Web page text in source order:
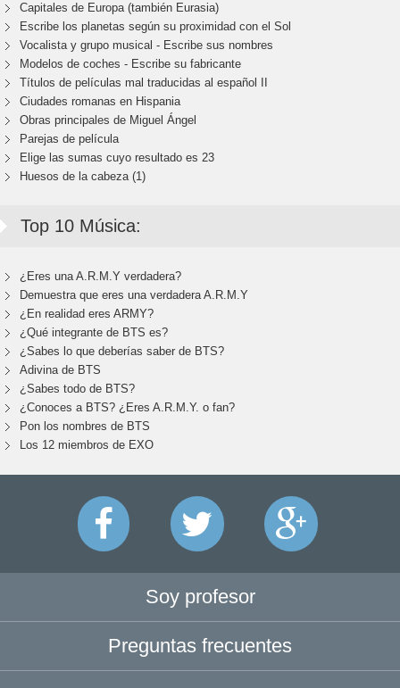
Capitales de Europa (también Eurasia)
Escribe los planetas según su proximidad con el Sol
Vocalista y grupo musical - Escribe sus nombres
Modelos de coches - Escribe su fabricante
Títulos de películas mal traducidas al español II
Ciudades romanas en Hispania
Obras principales de Miguel Ángel
Parejas de película
Elige las sumas cuyo resultado es 23
Huesos de la cabeza (1)
Top 10 Música:
¿Eres una A.R.M.Y verdadera?
Demuestra que eres una verdadera A.R.M.Y
¿En realidad eres ARMY?
¿Qué integrante de BTS es?
¿Sabes lo que deberías saber de BTS?
Adivina de BTS
¿Sabes todo de BTS?
¿Conoces a BTS? ¿Eres A.R.M.Y. o fan?
Pon los nombres de BTS
Los 12 miembros de EXO
Soy profesor
Preguntas frecuentes